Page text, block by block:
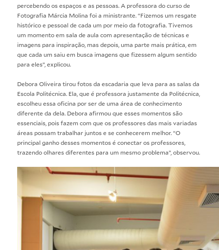
percebendo os espaços e as pessoas. A professora do curso de
Fotografia Márcia Molina foi a ministrante. “Fizemos um resgate
histórico e pessoal de cada um por meio da fotografia. Tivemos
um momento em sala de aula com apresentação de técnicas e
imagens para inspiração, mas depois, uma parte mais prática, em
que cada um saiu em busca imagens que fizessem algum sentido
para eles”, explicou.
Debora Oliveira tirou fotos da escadaria que leva para as salas da
Escola Politécnica. Ela, que é professora justamente da Politécnica,
escolheu essa oficina por ser de uma área de conhecimento
diferente da dela. Debora afirmou que esses momentos são
essenciais, pois fazem com que os professores das mais variadas
áreas possam trabalhar juntos e se conhecerem melhor. “O
principal ganho desses momentos é conectar os professores,
trazendo olhares diferentes para um mesmo problema”, observou.